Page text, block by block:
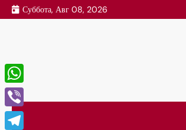
Перейти
к
Суббота, Авг 08, 2026
WhatsApp
Viber